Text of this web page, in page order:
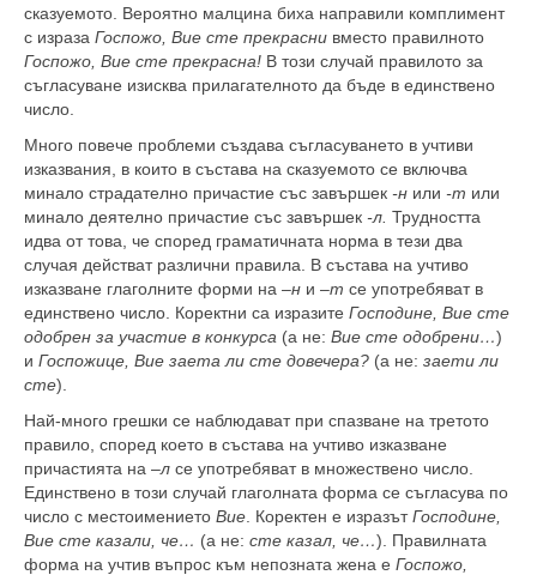
сказуемото. Вероятно малцина биха направили комплимент
с израза Госпожо, Вие сте прекрасни вместо правилното
Госпожо, Вие сте прекрасна! В този случай правилото за
съгласуване изисква прилагателното да бъде в единствено
число.
Много повече проблеми създава съгласуването в учтиви
изказвания, в които в състава на сказуемото се включва
минало страдателно причастие със завършек -н или -т или
минало деятелно причастие със завършек -л. Трудността
идва от това, че според граматичната норма в тези два
случая действат различни правила. В състава на учтиво
изказване глаголните форми на –н и –т се употребяват в
единствено число. Коректни са изразите Господине, Вие сте
одобрен за участие в конкурса (а не: Вие сте одобрени…)
и Госпожице, Вие заета ли сте довечера? (а не: заети ли
сте).
Най-много грешки се наблюдават при спазване на третото
правило, според което в състава на учтиво изказване
причастията на –л се употребяват в множествено число.
Единствено в този случай глаголната форма се съгласува по
число с местоимението Вие . Коректен е изразътГосподине,
Вие сте казали, че… (а не: сте казал, че…). Правилната
форма на учтив въпрос към непозната жена е Госпожо,